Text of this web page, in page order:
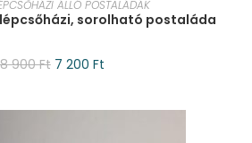
ÁLLÓ POSTALÁDÁK
sorolható postaláda
8 900Ft 7 200 Ft